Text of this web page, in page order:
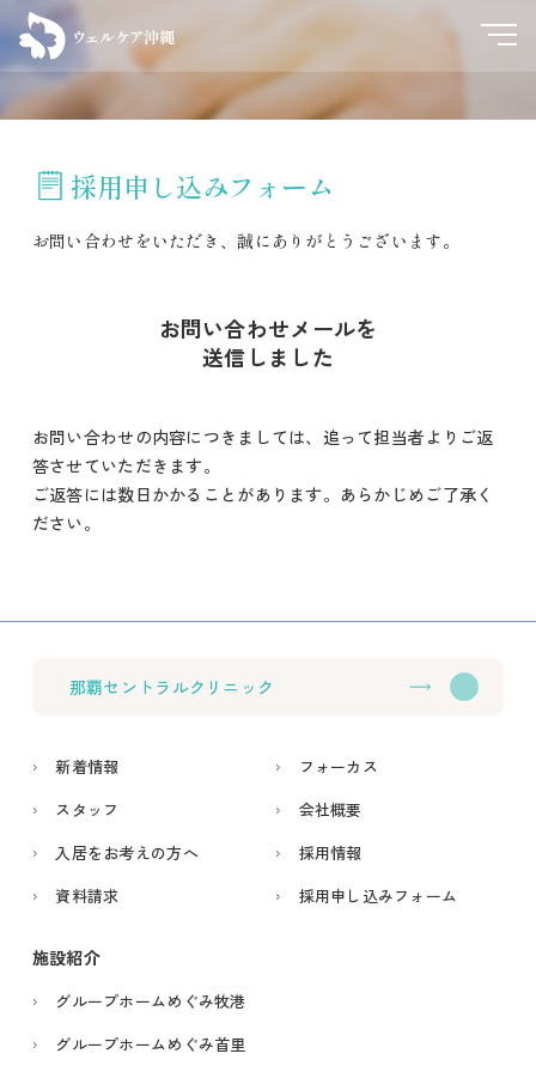
採用申し込みフォーム
お問い合わせをいただき、誠にありがとうございます。
お問い合わせメールを
送信しました
お問い合わせの内容につきましては、追って担当者よりご返
答させていただきます。
ご返答には数日かかることがあります。あらかじめご了承く
ださい。
那覇セントラルクリニック
新着情報
スタッフ
入居をお考えの方へ
資料請求
フォーカス
会社概要
採用情報
採用申し込みフォーム
施設紹介
グループホームめぐみ牧港
グループホームめぐみ首里